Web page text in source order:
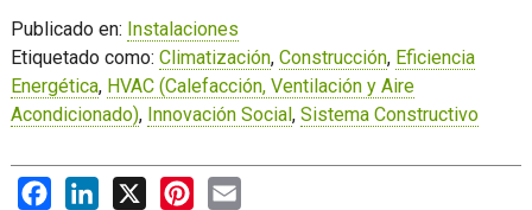
Publicado en: Instalaciones
Etiquetado como: Climatización, Construcción, Eficiencia
Energética, HVAC (Calefacción, Ventilación y Aire
Acondicionado), Innovación Social , Sistema Constructivo
FacebookLinkedIn Pinterest